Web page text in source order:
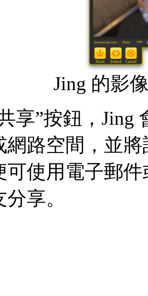
Jing 的影
享”按鈕，Jing
網路空間，並
可使用電子郵
享。